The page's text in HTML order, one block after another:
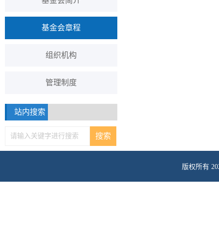
基金会章程
组织机构
管理制度
站内搜索
版权所有